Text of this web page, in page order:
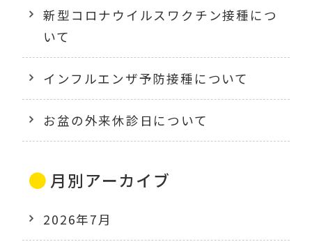
新型コロナウイルスワクチン接種につ
いて
インフルエンザ予防接種について
お盆の外来休診日について
月別アーカイブ
2026年7月